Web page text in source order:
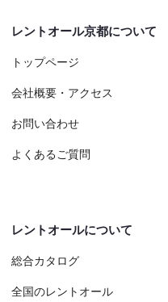
レントオール京都について
トップページ
会社概要・アクセス
お問い合わせ
よくあるご質問
レントオールについて
総合カタログ
全国のレントオール